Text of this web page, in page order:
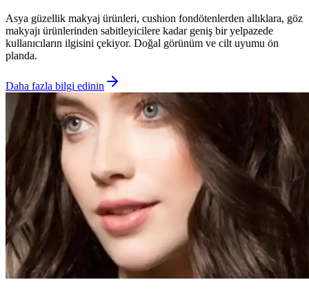
Asya güzellik makyaj ürünleri, cushion fondötenlerden allıklara, göz
makyajı ürünlerinden sabitleyicilere kadar geniş bir yelpazede
kullanıcıların ilgisini çekiyor. Doğal görünüm ve cilt uyumu ön
planda.
Daha fazla bilgi edinin